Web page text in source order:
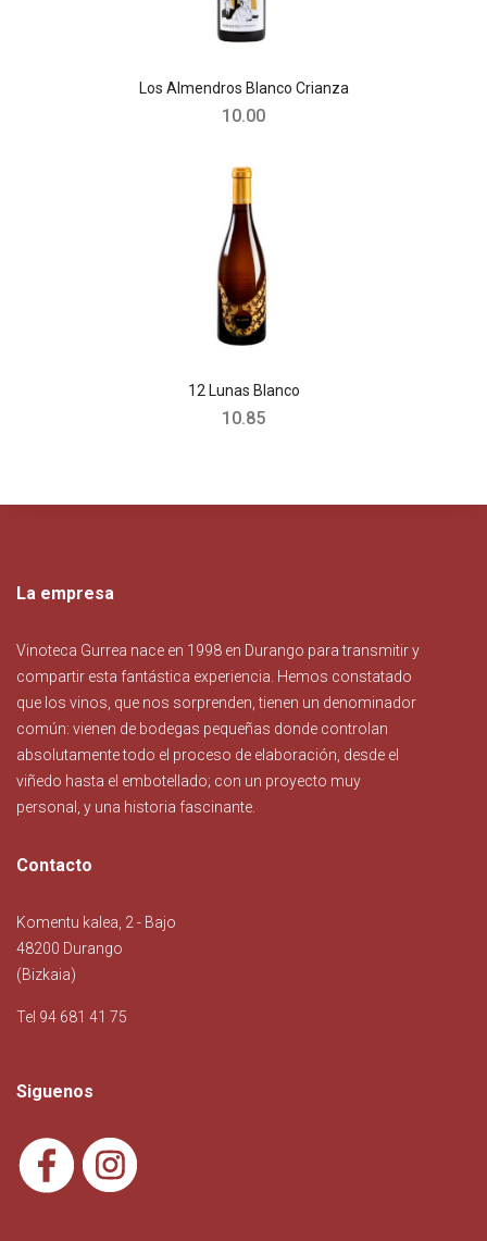
Los Almendros Blanco Crianza
10.00
12 Lunas Blanco
10.85
La empresa
Vinoteca Gurrea nace en 1998 en Durango para transmitir y
compartir esta fantástica experiencia. Hemos constatado
que los vinos, que nos sorprenden, tienen un denominador
común: vienen de bodegas pequeñas donde controlan
absolutamente todo el proceso de elaboración, desde el
viñedo hasta el embotellado; con un proyecto muy
personal, y una historia fascinante.
Contacto
Komentu kalea, 2 - Bajo
48200 Durango
(Bizkaia)
Tel 94 681 41 75
Siguenos